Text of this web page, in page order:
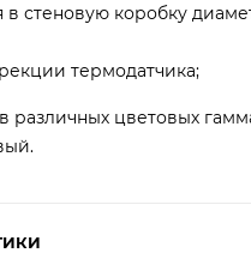
в стеновую коробку
термодатчика;
различных цветовых